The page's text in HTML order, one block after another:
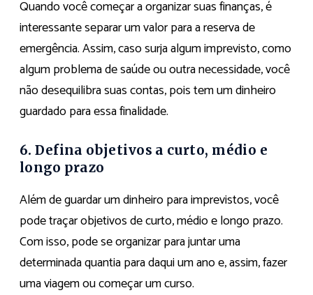
Quando você começar a organizar suas finanças, é
interessante separar um valor para a reserva de
emergência. Assim, caso surja algum imprevisto, como
algum problema de saúde ou outra necessidade, você
não desequilibra suas contas, pois tem um dinheiro
guardado para essa finalidade.
6. Defina objetivos a curto, médio e
longo prazo
Além de guardar um dinheiro para imprevistos, você
pode traçar objetivos de curto, médio e longo prazo.
Com isso, pode se organizar para juntar uma
determinada quantia para daqui um ano e, assim, fazer
uma viagem ou começar um curso.